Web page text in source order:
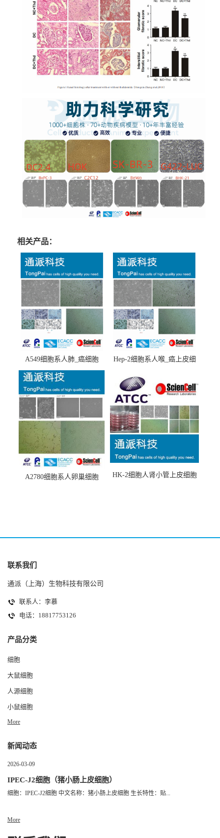
相关产品：
A549细胞系人肺_癌细胞
(A549细胞)
Hep-2细胞系人喉_癌上皮细
A2780细胞系人卵巢细胞
HK-2细胞人肾小管上皮细胞
联系我们
通派（上海）生物科技有限公司
联系人：李慕
电话：18817753126
产品分类
细胞
大鼠细胞
人源细胞
小鼠细胞
More
新闻动态
2026-03-09
IPEC-J2细胞（猪小肠上皮细胞）
细胞：IPEC-J2细胞 中文名称：猪小肠上皮细胞 生长特性：贴...
More